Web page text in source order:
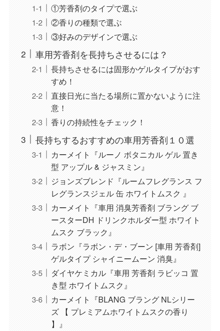
①芳香剤のタイプで選ぶ
②香りの種類で選ぶ
③好みのデザインで選ぶ
車用芳香剤を長持ちさせるには？
長持ちさせるには固形かゲルタイプがおす
すめ！
直接日光に当たる場所に置かないように注
意！
香りの持続性をチェック！
長持ちするおすすめの車用芳香剤１０選
カーメイト『ルーノ ボタニカル ゲル 置き
型 アップル & ジャスミン』
ジョンズブレンド『ルームフレグランス フ
レグランスジェル 缶 ホワイトムスク 』
カーメイト『車用 消臭芳香剤 ブラング ブ
ースターDH ドリンクホルダー型 ホワイト
ムスク ブラック』
ラボン『ラボン・デ・ブーン [車用 芳香剤]
ゲルタイプ シャイニームーン 消臭』
ダイヤケミカル『車用 芳香剤 ラビッコ 置
き型 ホワイトムスク』
カーメイト『BLANG ブラング NLシリー
ズ 【 プレミアムホワイトムスクの香り
】』